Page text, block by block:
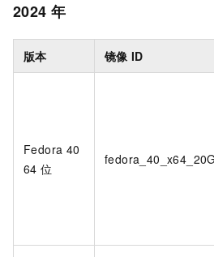
2024 年
版本 镜像 ID
Fedora 40
64 位